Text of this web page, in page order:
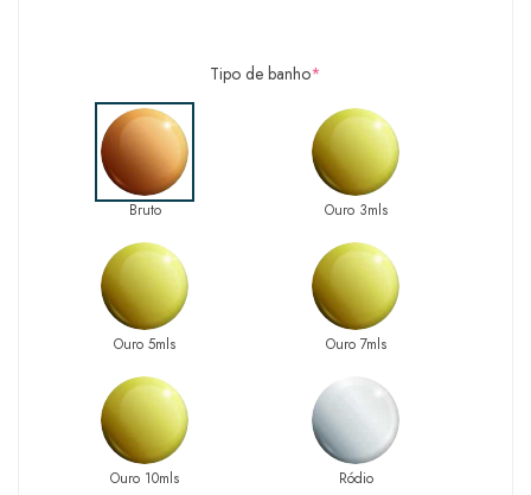
Tipo de banho*
Bruto Ouro 3mls
Ouro 5mls Ouro 7mls
Ouro 10mls Ródio